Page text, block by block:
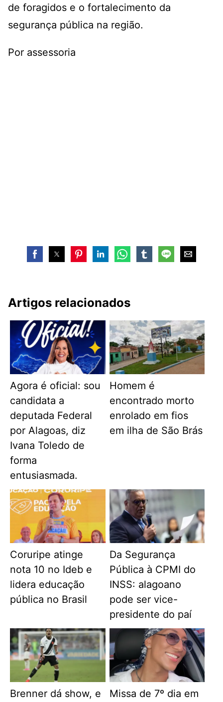
de foragidos e o fortalecimento da
segurança pública na região.
Por assessoria
Artigos relacionados
Agora é oficial: sou
candidata a
deputada Federal
por Alagoas, diz
Ivana Toledo de
forma
entusiasmada.
Homem é
encontrado morto
enrolado em fios
em ilha de São Brás
Coruripe atinge
nota 10 no Ideb e
lidera educação
pública no Brasil
Da Segurança
Pública à CPMI do
INSS: alagoano
pode ser vice-
presidente do paí
Brenner dá show, e
Missa de 7º dia em